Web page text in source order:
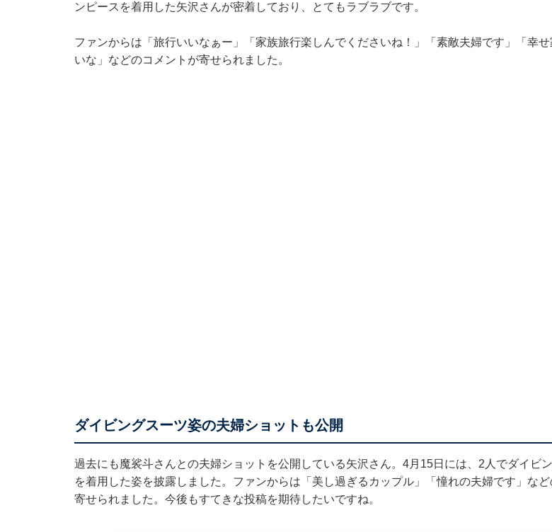
ンピースを着用した矢沢さんが密着しており、とてもラブラブです。
ファンからは「旅行いいなぁー」「家族旅行楽しんでくださいね！」「素敵夫婦です」「幸
いな」などのコメントが寄せられました。
ダイビングスーツ姿の夫婦ショットも公開
過去にも魔裟斗さんとの夫婦ショットを公開している矢沢さん。4月15日には、2人でダイビ
を着用した姿を披露しました。ファンからは「美し過ぎるカップル」「憧れの夫婦です」な
寄せられました。今後もすてきな投稿を期待したいですね。